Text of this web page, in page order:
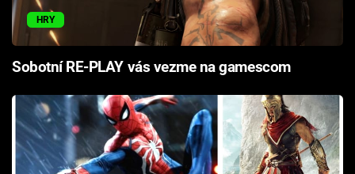
HRY
Sobotní RE-PLAY vás vezme na gamescom